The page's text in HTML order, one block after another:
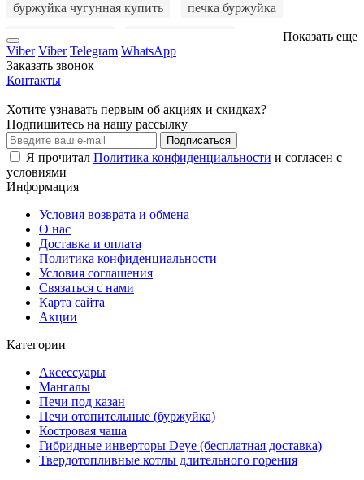
буржуйка чугунная купить
печка буржуйка
куплю буржуйку
купить печку буржуйку
чугунная буржуйка
буржуйка на дровах
буржуйка длительного горения
мангал
мангал раскладной
мангал с крышкой
буржуйка купить
буржуйка чугунная купить
буржуйки
печь буржуйка
купить буржуйку в Украине
буржуйка для дома
купить набор шампуров в кейсе
набор шампуров подарочный
купить набор шампуров в Украине
набор шампуров на подарок
набор шампуров подарочный в кейсе
Показать еще
Viber Viber Telegram WhatsApp
Заказать звонок
Контакты
Хотите узнавать первым об акциях и скидках?
Подпишитесь на нашу рассылку
Подписаться
Я прочитал Политика конфиденциальности и согласен с
условиями
Информация
Условия возврата и обмена
О нас
Доставка и оплата
Политика конфиденциальности
Условия соглашения
Связаться с нами
Карта сайта
Акции
Категории
Аксессуары
Мангалы
Печи под казан
Печи отопительные (буржуйка)
Костровая чаша
Гибридные инверторы Deye (бесплатная доставка)
Твердотопливные котлы длительного горения